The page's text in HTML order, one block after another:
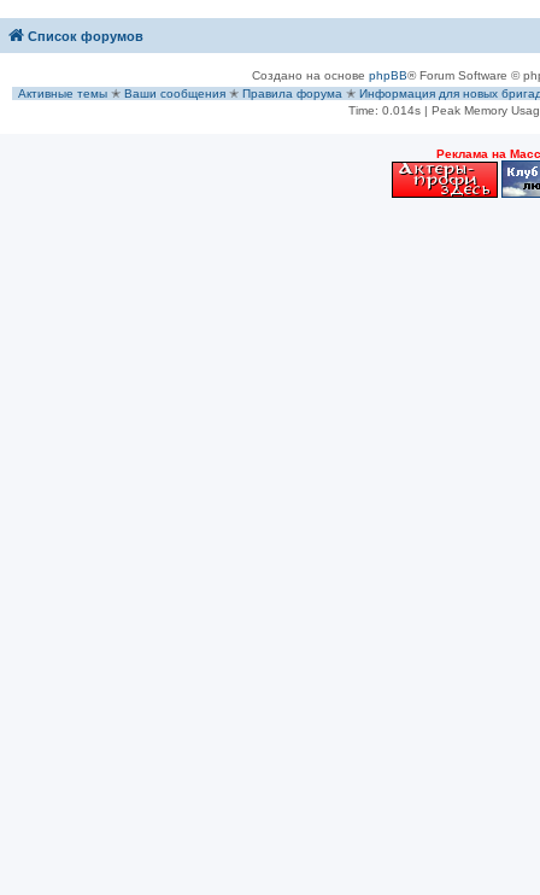
Список форумов
Создано на основе phpBB® Forum Software ©
Активные темы ✭ Ваши сообщения ✭ Правила форума ✭ Информация для новых
Time: 0.014s| Peak Memory
Рeклама на